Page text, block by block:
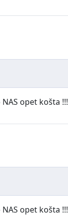
opet košta !!!
opet košta !!!